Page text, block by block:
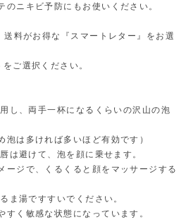
ニキビ予防にもお使いください。
料がお得な『スマートレター』をお選
ご選択ください。
し、両手一杯になるくらいの沢山の泡
は多ければ多いほど有効です）
は避けて、泡を顔に乗せます。
ジで、くるくると顔をマッサージする
ま湯ですすいでください。
すく敏感な状態になっています。